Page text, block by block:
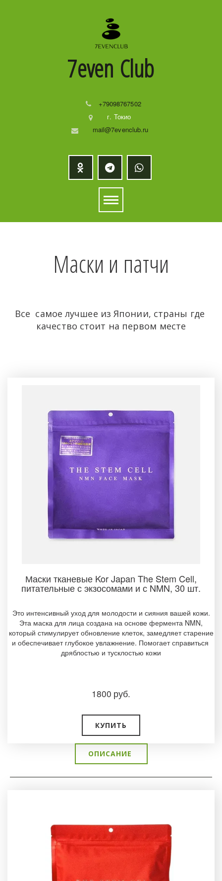
7even Club
+79098767502
г. Токио
mail@7evenclub.ru
Маски и патчи
Все  самое лучшее из Японии, страны где
качество стоит на первом месте
Маски тканевые Kor Japan The Stem Cell,
питательные с экзосомами и с NMN, 30 шт.
Это интенсивный уход для молодости и сияния вашей кожи.
Эта маска для лица создана на основе фермента NMN,
который стимулирует обновление клеток, замедляет старение
и обеспечивает глубокое увлажнение. Помогает справиться
дряблостью и тусклостью кожи
1800 руб.
КУПИТЬ
ОПИСАНИЕ